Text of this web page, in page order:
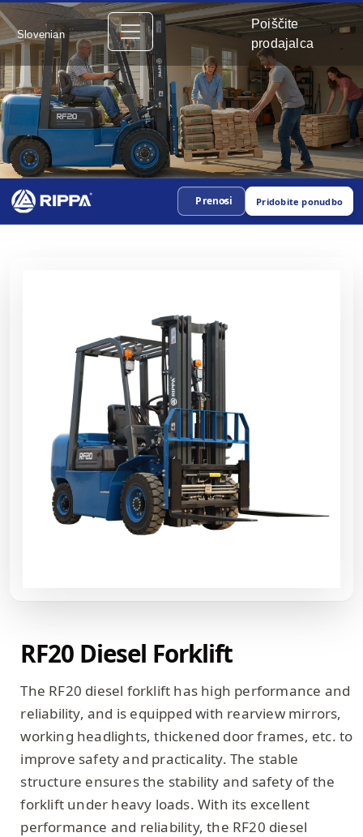
Slovenian
Poiščite
prodajalca
Prenosi Pridobite ponudbo
RF20 Diesel Forklift
The RF20 diesel forklift has high performance and
reliability, and is equipped with rearview mirrors,
working headlights, thickened door frames, etc. to
improve safety and practicality. The stable
structure ensures the stability and safety of the
forklift under heavy loads. With its excellent
performance and reliability, the RF20 diesel